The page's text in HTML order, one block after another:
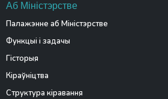
Аб Міністэрстве
Палажэнне аб Міністэрстве
Функцыі і задачы
Гісторыя
Кіраўніцтва
Структура кіравання